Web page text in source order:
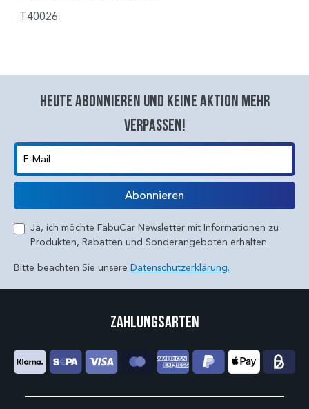
T40026
Heute abonnieren und keine aktion mehr
verpassen!
E-Mail
Abonnieren
Ja, ich möchte FabuCar Newsletter mit Informationen zu
Produkten, Rabatten und Sonderangeboten erhalten.
Bitte beachten Sie unsere Datenschutzerklärung.
Zahlungsarten